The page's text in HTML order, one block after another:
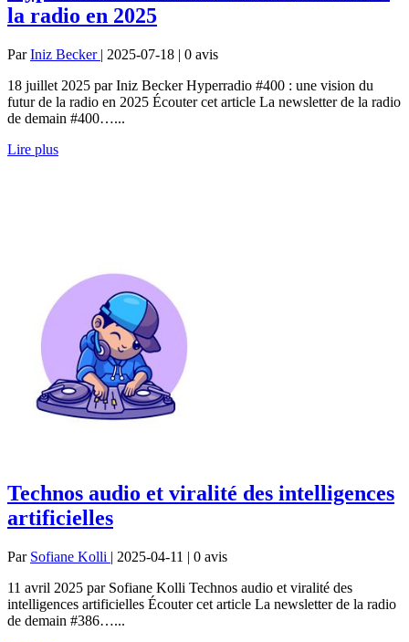
la radio en 2025
ParIniz Becker | 2025-07-18 | 0 avis
18 juillet 2025 par Iniz Becker Hyperradio #400 : une vision du
futur de la radio en 2025 Écouter cet article La newsletter de la radio
de demain #400…...
Lire plus
Technos audio et viralité des intelligences
artificielles
Par Sofiane Kolli | 2025-04-11 | 0 avis
11 avril 2025 par Sofiane Kolli Technos audio et viralité des
intelligences artificielles Écouter cet article La newsletter de la radio
de demain #386…...